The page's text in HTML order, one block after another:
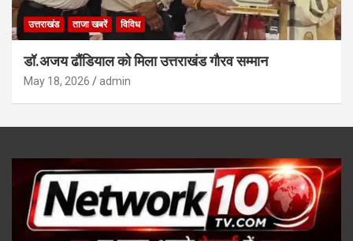
उत्तराखंड ताजा खबरें विविध
डॉ.अजय ढौंडियाल को मिला उत्तराखंड गौरव सम्मान
May 18, 2026 admin